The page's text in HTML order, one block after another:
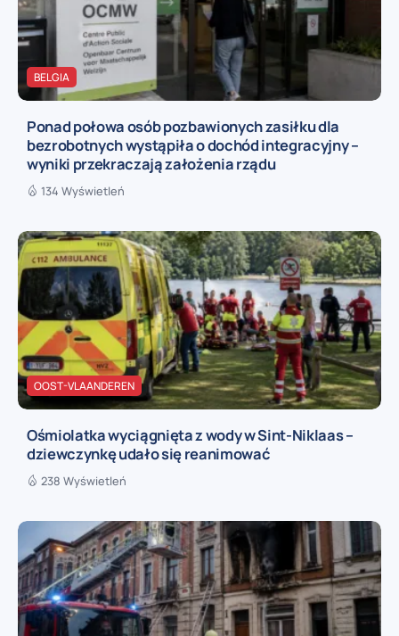
BELGIA
Ponad połowa osób pozbawionych zasiłku dla
bezrobotnych wystąpiła o dochód integracyjny –
wyniki przekraczają założenia rządu
134 Wyświetleń
OOST-VLAANDEREN
Ośmiolatka wyciągnięta z wody w Sint-Niklaas –
dziewczynkę udało się reanimować
238 Wyświetleń